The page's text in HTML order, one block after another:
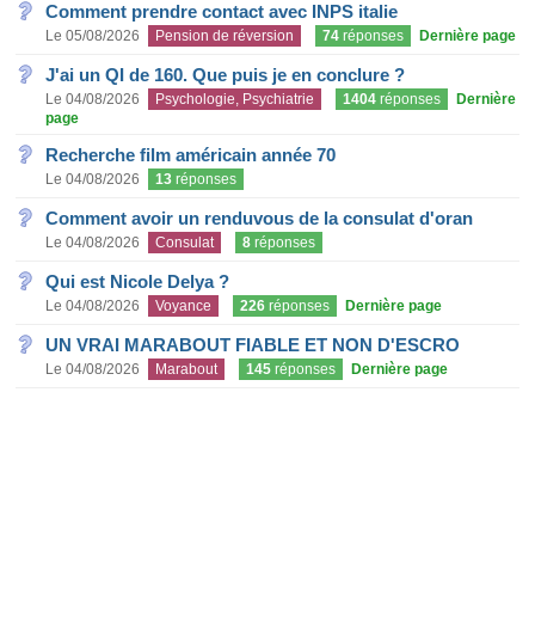
Comment prendre contact avec INPS italie
Le 05/08/2026 Pension de réversion 74 réponses Dernière page
J'ai un QI de 160. Que puis je en conclure ?
Le 04/08/2026 Psychologie, Psychiatrie 1404 réponses
Dernière
page
Recherche film américain année 70
Le 04/08/2026 13 réponses
Comment avoir un renduvous de la consulat d'oran
Le 04/08/2026 Consulat 8 réponses
Qui est Nicole Delya ?
Le 04/08/2026 Voyance 226 réponses Dernière page
UN VRAI MARABOUT FIABLE ET NON D'ESCRO
Le 04/08/2026 Marabout 145 réponses Dernière page